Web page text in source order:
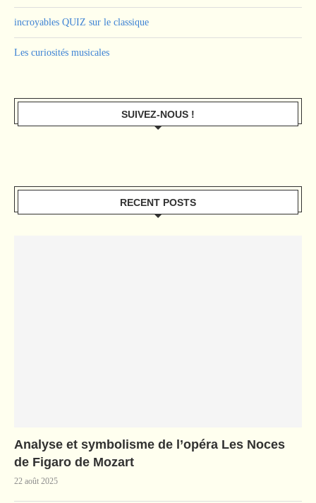
incroyables QUIZ sur le classique
Les curiosités musicales
SUIVEZ-NOUS !
RECENT POSTS
Analyse et symbolisme de l’opéra Les Noces
de Figaro de Mozart
22 août 2025